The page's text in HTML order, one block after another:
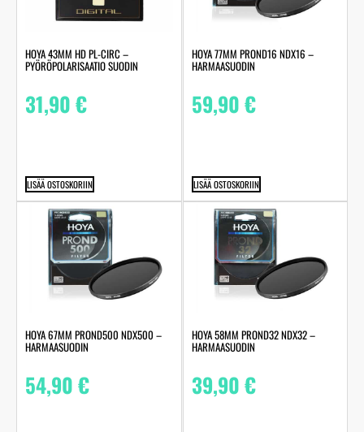
HOYA 43MM HD PL-CIRC –
PYÖRÖPOLARISAATIO SUODIN
31,90€
LISÄÄ OSTOSKORIIN
HOYA 77MM PROND16 NDX16 –
HARMAASUODIN
59,90€
LISÄÄ OSTOSKORIIN
HOYA 67MM PROND500 NDX500 –
HARMAASUODIN
54,90€
HOYA 58MM PROND32 NDX32 –
HARMAASUODIN
39,90€